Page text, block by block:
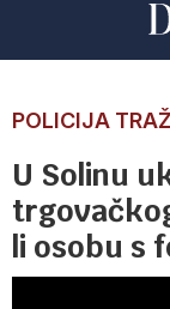
POLICIJA
U Solinu
li osobu s